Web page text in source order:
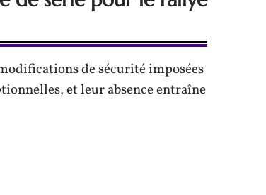
de sécurité imposées
et leur absence entraîne